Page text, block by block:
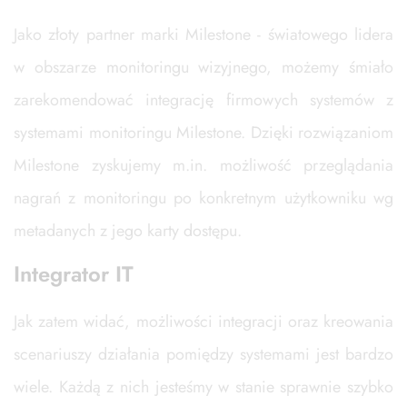
Jako złoty partner marki Milestone - światowego lidera
w obszarze monitoringu wizyjnego, możemy śmiało
zarekomendować integrację firmowych systemów z
systemami monitoringu Milestone. Dzięki rozwiązaniom
Milestone zyskujemy m.in. możliwość przeglądania
nagrań z monitoringu po konkretnym użytkowniku wg
metadanych z jego karty dostępu.
Integrator IT
Jak zatem widać, możliwości integracji oraz kreowania
scenariuszy działania pomiędzy systemami jest bardzo
wiele. Każdą z nich jesteśmy w stanie sprawnie szybko